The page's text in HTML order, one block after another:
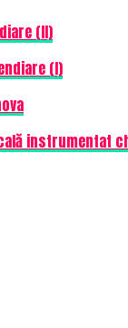
(II)
(I)
instrumentat